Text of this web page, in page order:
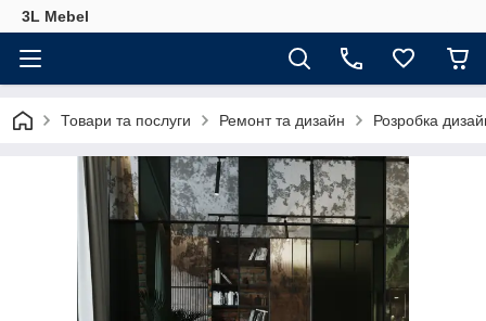
3L Mebel
Товари та послуги Ремонт та дизайн Розробка